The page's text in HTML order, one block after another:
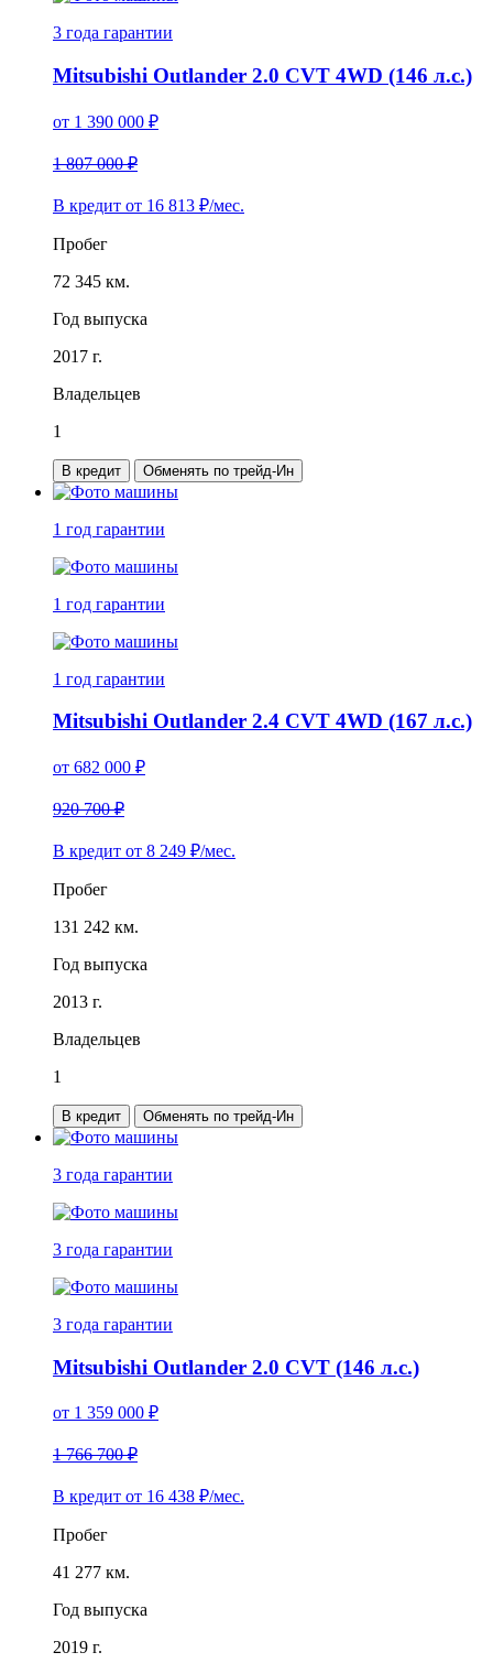
3 года гарантии
Mitsubishi Outlander 2.0 CVT 4WD (146 л.с.)
от 1 390 000 ₽
1 807 000 ₽
В кредит от 16 813 ₽/мес.
Пробег
72 345 км.
Год выпуска
2017 г.
Владельцев
1
В кредит Обменять по трейд-Ин
1 год гарантии
1 год гарантии
1 год гарантии
Mitsubishi Outlander 2.4 CVT 4WD (167 л.с.)
от 682 000 ₽
920 700 ₽
В кредит от 8 249 ₽/мес.
Пробег
131 242 км.
Год выпуска
2013 г.
Владельцев
1
В кредит Обменять по трейд-Ин
3 года гарантии
3 года гарантии
3 года гарантии
Mitsubishi Outlander 2.0 CVT (146 л.с.)
от 1 359 000 ₽
1 766 700 ₽
В кредит от 16 438 ₽/мес.
Пробег
41 277 км.
Год выпуска
2019 г.